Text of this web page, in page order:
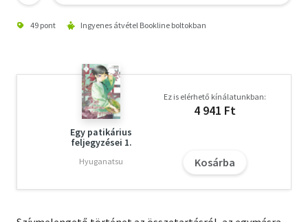
49 pont Ingyenes átvétel Bookline boltokban
Egy patikárius
feljegyzései 1.
Hyuganatsu
Ez is elérhető kínálatunkban:
4 941 Ft
Kosárba